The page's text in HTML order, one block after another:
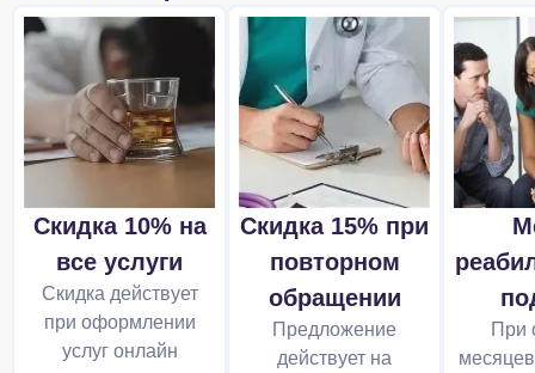
Скидка 10% на
все услуги
Скидка действует
при оформлении
услуг онлайн
Скидка 15% при
повторном
обращении
Предложение
действует на
При